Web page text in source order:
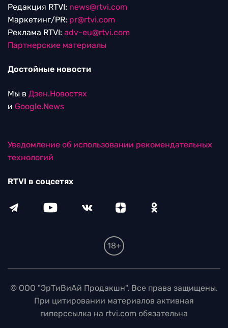
Редакция RTVI: news@rtvi.com
Маркетинг/PR: pr@rtvi.com
Реклама RTVI: adv-eu@rtvi.com
Партнерские материалы
Достойные новости
Мы в Дзен.Новостях
и Google.News
Уведомление об использовании рекомендательных
технологий
RTVI в соцсетях
18+
© ООО "ЭрТиВиАй Продакшн". Все права защищены.
При цитировании материалов активная
гиперссылка на rtvi.com обязательна